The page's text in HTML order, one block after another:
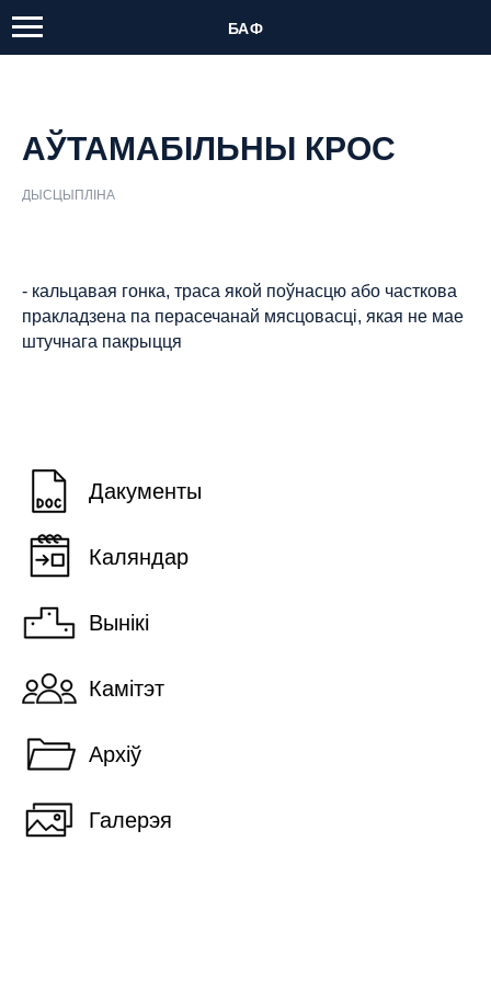
БАФ
АЎТАМАБІЛЬНЫ КРОС
ДЫСЦЫПЛІНА
- кальцавая гонка, траса якой поўнасцю або часткова
пракладзена па перасечанай мясцовасці, якая не мае
штучнага пакрыцця
Дакументы
Каляндар
Вынікі
Камітэт
Архіў
Галерэя